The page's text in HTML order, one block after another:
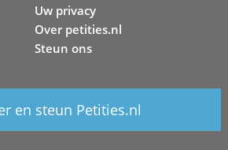
Uw privacy
Over petities.nl
Steun ons
en steun Petities.nl